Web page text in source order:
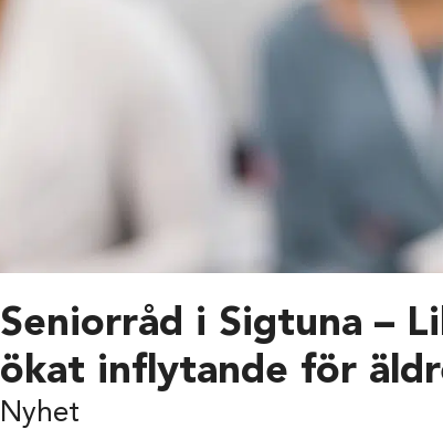
Seniorråd i Sigtuna –
ökat inflytande för
Nyhet